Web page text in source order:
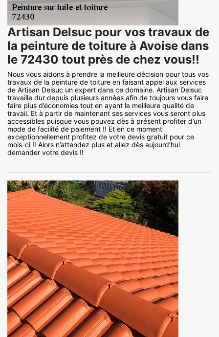
Artisan Delsuc pour vos travaux de
la peinture de toiture à Avoise dans
le 72430 tout près de chez vous!!
Nous vous aidons à prendre la meilleure décision pour tous vos
travaux de la peinture de toiture en faisant appel aux services
de Artisan Delsuc un expert dans ce domaine. Artisan Delsuc
travaille dur depuis plusieurs années afin de toujours vous faire
faire plus d’économies tout en ayant la meilleure qualité de
travail. Et à partir de maintenant ses services vous seront plus
accessibles puisque vous pouvez dès à présent profiter d’un
mode de facilité de paiement !! Et en ce moment
exceptionnellement profitez de votre devis gratuit pour ce
mois-ci !! Alors n’attendez plus et allez dès aujourd’hui
demander votre devis !!